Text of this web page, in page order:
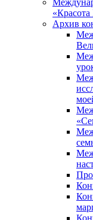
Архив